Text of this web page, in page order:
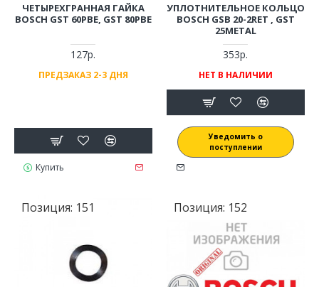
ЧЕТЫРЕХГРАННАЯ ГАЙКА
BOSCH GST 60PBE, GST 80PBE
127р.
ПРЕДЗАКАЗ 2-3 ДНЯ
Купить
УПЛОТНИТЕЛЬНОЕ КОЛЬЦО
BOSCH GSB 20-2RET , GST
25METAL
353р.
НЕТ В НАЛИЧИИ
Уведомить о
поступлении
Позиция: 151 Позиция: 152